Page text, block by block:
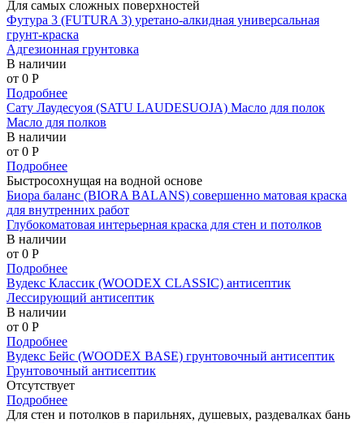
Для самых сложных поверхностей
Футура 3 (FUTURA 3) уретано-алкидная универсальная
грунт-краска
Адгезионная грунтовка
В наличии
от 0 P
Подробнее
Сату Лаудесуоя (SATU LAUDESUOJA) Масло для полок
Масло для полков
В наличии
от 0 P
Подробнее
Быстросохнущая на водной основе
Биора баланс (BIORA BALANS) совершенно матовая краска
для внутренних работ
Глубокоматовая интерьерная краска для стен и потолков
В наличии
от 0 P
Подробнее
Вудекс Классик (WOODEX CLASSIC) антисептик
Лессирующий антисептик
В наличии
от 0 P
Подробнее
Вудекс Бейс (WOODEX BASE) грунтовочный антисептик
Грунтовочный антисептик
Отсутствует
Подробнее
Для стен и потолков в парильнях, душевых, раздевалках бань